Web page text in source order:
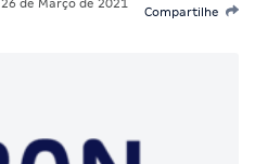
26 de Março de 2021
Compartilhe